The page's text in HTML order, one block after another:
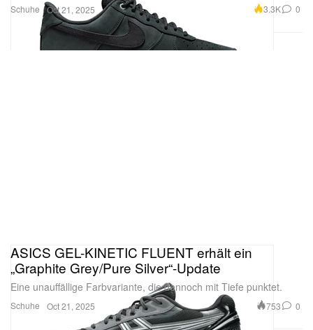
Schuhe Oct 21, 2025 3.3K 0
Schuhe
ASICS GEL-KINETIC FLUENT erhält ein
„Graphite Grey/Pure Silver“-Update
Eine unauffällige Farbvariante, die dennoch mit Tiefe punktet.
Oct 21, 2025 753 0